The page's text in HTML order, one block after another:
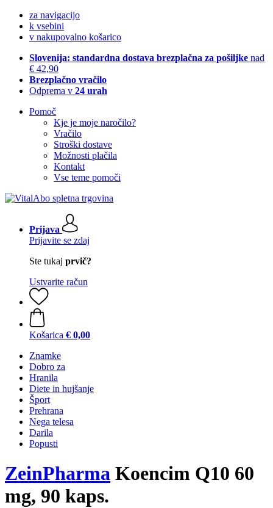
za navigacijo
k vsebini
v nakupovalno košarico
Slovenija: standardna dostava brezplačna za pošiljke nad
€ 42,90
Brezplačno vračilo
Odprema v 24 urah
Pomoč
Kje je moje naročilo?
Vračilo
Stroški dostave
Možnosti plačila
Kontakt
Vse teme pomoči
Prijava
Prijavite se zdaj
Ste tukaj prvič?
Ustvarite račun
Košarica € 0,00
Znamke
Dobro za
Hranila
Diete in hujšanje
Šport
Prehrana
Nega telesa
Darila
Popusti
ZeinPharma Koencim Q10 60
mg, 90 kaps.